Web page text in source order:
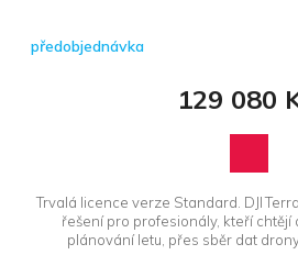
předobjednávka
129 080
Trvalá licence verze Standard. DJI
řešení pro profesionály, kteří chtějí
plánování letu, přes sběr dat